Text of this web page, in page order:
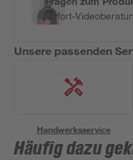
Sofort-
Unsere passenden
Handwerksservice
Häufig dazu